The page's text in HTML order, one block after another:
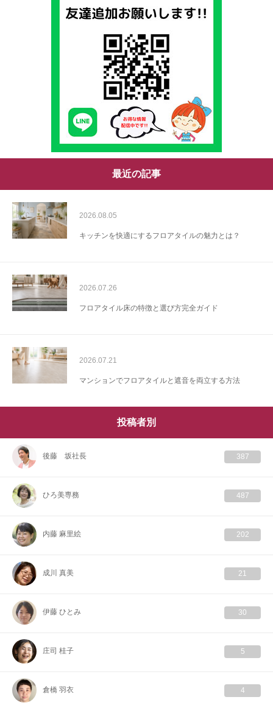
最近の記事
2026.08.05
キッチンを快適にするフロアタイルの魅力とは？
2026.07.26
フロアタイル床の特徴と選び方完全ガイド
2026.07.21
マンションでフロアタイルと遮音を両立する方法
投稿者別
後藤 坂社長 387
ひろ美専務 487
内藤 麻里絵 202
成川 真美 21
伊藤 ひとみ 30
庄司 桂子 5
倉橋 羽衣 4